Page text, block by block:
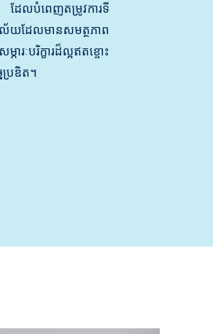
លបំពេញតម្រូវការទី
ដែលមានសមត្ថភាព
ៈបរិក្ខារដ៏ល្អឥតខ្ចោះ
ប្រឌិត។